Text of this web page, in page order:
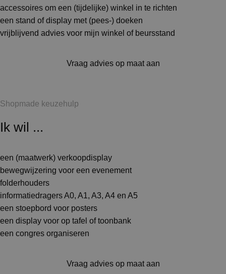
accessoires om een (tijdelijke) winkel in te richten
een stand of display met (pees-) doeken
vrijblijvend advies voor mijn winkel of beursstand
Vraag advies op maat aan
Shopmade keuzehulp
Ik wil ...
een (maatwerk) verkoopdisplay
bewegwijzering voor een evenement
folderhouders
informatiedragers A0, A1, A3, A4 en A5
een stoepbord voor posters
een display voor op tafel of toonbank
een congres organiseren
Vraag advies op maat aan